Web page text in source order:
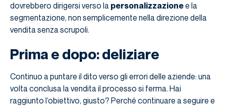
dovrebbero dirigersi verso la personalizzazionee la
segmentazione, non semplicemente nella direzione della
vendita senza scrupoli.
Prima e dopo: deliziare
Continuo a puntare il dito verso gli errori delle aziende: una
volta conclusa la vendita il processo si ferma. Hai
raggiunto l’obiettivo, giusto? Perché continuare a seguire e